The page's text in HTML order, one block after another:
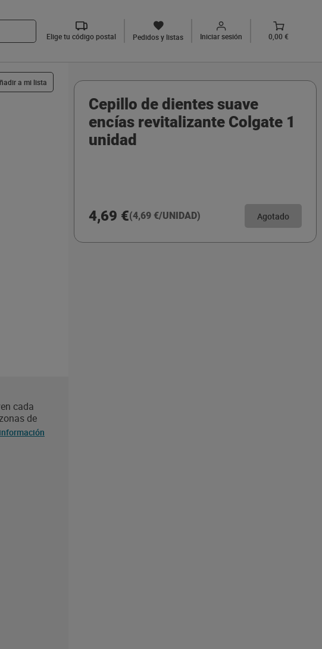
Elige tu código postal Pedidos y listas Iniciar sesión 0,00 €
a mi lista
cada
de
Cepillo de dientes suave
encías revitalizante Colgate 1
unidad
4,69 €(4,69 €/UNIDAD) Agotado